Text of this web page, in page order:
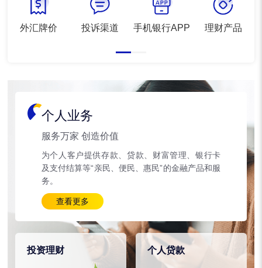
外汇牌价 投诉渠道 手机银行APP 理财产品
个人业务
服务万家 创造价值
为个人客户提供存款、贷款、财富管理、银行卡
及支付结算等“亲民、便民、惠民”的金融产品和服
务。
查看更多
投资理财 个人贷款